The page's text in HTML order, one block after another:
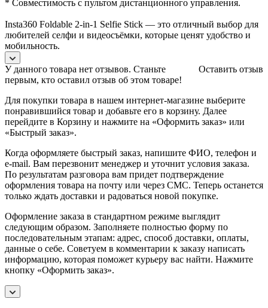
* Совместимость с пультом дистанционного управления.
Insta360 Foldable 2-in-1 Selfie Stick — это отличный выбор для
любителей селфи и видеосъёмки, которые ценят удобство и
мобильность.
Оставить отзыв
У данного товара нет отзывов. Станьте
первым, кто оставил отзыв об этом товаре!
Для покупки товара в нашем интернет-магазине выберите
понравившийся товар и добавьте его в корзину. Далее
перейдите в Корзину и нажмите на «Оформить заказ» или
«Быстрый заказ».
Когда оформляете быстрый заказ, напишите ФИО, телефон и
e-mail. Вам перезвонит менеджер и уточнит условия заказа.
По результатам разговора вам придет подтверждение
оформления товара на почту или через СМС. Теперь останется
только ждать доставки и радоваться новой покупке.
Оформление заказа в стандартном режиме выглядит
следующим образом. Заполняете полностью форму по
последовательным этапам: адрес, способ доставки, оплаты,
данные о себе. Советуем в комментарии к заказу написать
информацию, которая поможет курьеру вас найти. Нажмите
кнопку «Оформить заказ».